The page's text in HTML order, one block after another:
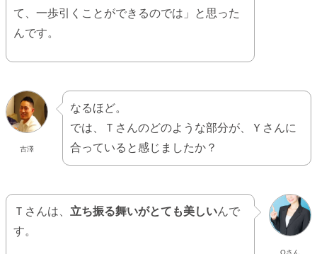
て、一歩引くことができるのでは」と思った
んです。
古澤
なるほど。
では、Ｔさんのどのような部分が、Ｙさんに
合っていると感じましたか？
Oさん
Ｔさんは、 立ち振る舞いがとても美しいんで
す。